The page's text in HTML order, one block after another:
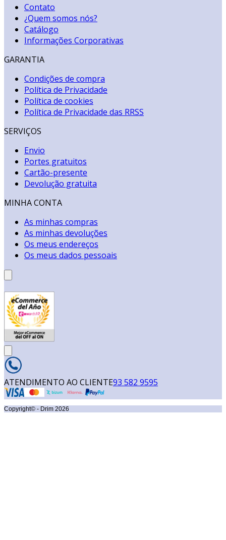
Contato
¿Quem somos nós?
Catálogo
Informações Corporativas
GARANTIA
Condições de compra
Política de Privacidade
Política de cookies
Política de Privacidade das RRSS
SERVIÇOS
Envio
Portes gratuitos
Cartão-presente
Devolução gratuita
MINHA CONTA
As minhas compras
As minhas devoluções
Os meus endereços
Os meus dados pessoais
ATENDIMENTO AO CLIENTE93 582 9595
Copyright© - Drim 2026